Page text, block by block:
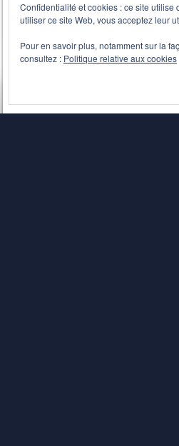
Confidentialité et cookies : ce site utilise
utiliser ce site Web, vous acceptez leur
Pour en savoir plus, notamment sur la
consultez : Politique relative aux cookies